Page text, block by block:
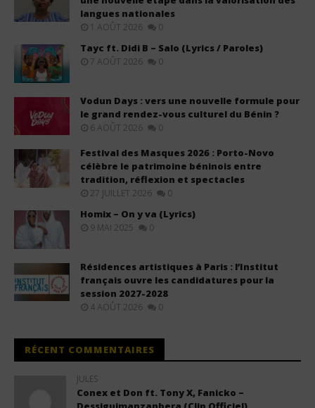
langues nationales
1 AOÛT 2026 0
Tayc ft. Didi B – Salo (Lyrics / Paroles)
7 AOÛT 2026 0
Vodun Days : vers une nouvelle formule pour
le grand rendez-vous culturel du Bénin ?
6 AOÛT 2026 0
Festival des Masques 2026 : Porto-Novo
célèbre le patrimoine béninois entre
tradition, réflexion et spectacles
27 JUILLET 2026 0
Homix – On y va (Lyrics)
9 MAI 2025 0
Résidences artistiques à Paris : l’Institut
français ouvre les candidatures pour la
session 2027-2028
4 AOÛT 2026 0
RÉCENT COMMENTAIRES
JULES
Conex et Don ft. Tony X, Fanicko –